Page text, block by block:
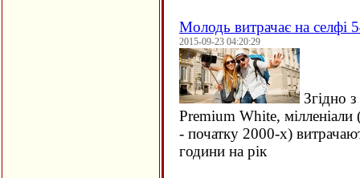
Молодь витрачає на селфі
2015-09-23 04:20:29
Згідно
Premium White,
- початку 2000-х)
години на рік